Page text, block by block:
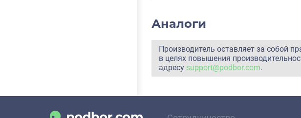
Аналоги
Производитель оставляет за собой
в целях повышения
адресу support@podbor.com.